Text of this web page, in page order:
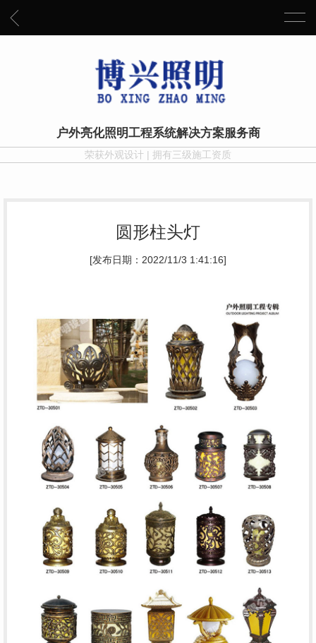
户外亮化照明工程系统解决方案服务商
荣获外观设计 | 拥有三级施工资质
圆形柱头灯
[发布日期：2022/11/3 1:41:16]